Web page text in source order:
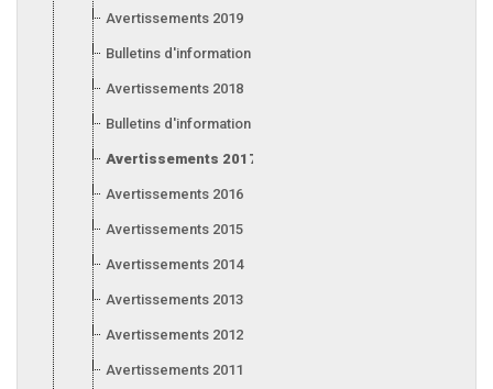
Avertissements 2019
Bulletins d'information 2019
Avertissements 2018
Bulletins d'information 2018
Avertissements 2017
Avertissements 2016
Avertissements 2015
Avertissements 2014
Avertissements 2013
Avertissements 2012
Avertissements 2011